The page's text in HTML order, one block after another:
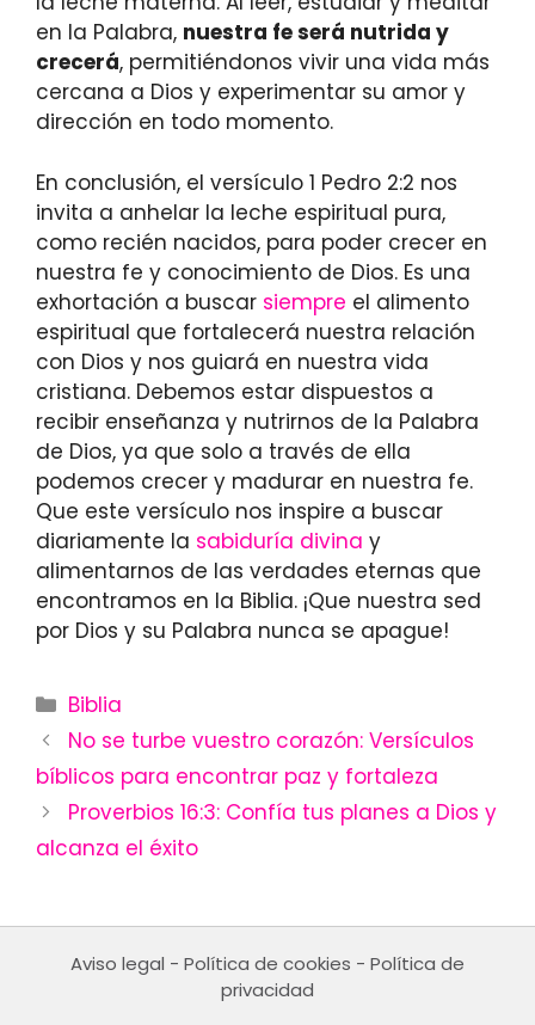
en la Palabra, nuestra fe será nutrida y
crecerá, permitiéndonos vivir una vida más
cercana a Dios y experimentar su amor y
dirección en todo momento.
En conclusión, el versículo 1 Pedro 2:2 nos
invita a anhelar la leche espiritual pura,
como recién nacidos, para poder crecer en
nuestra fe y conocimiento de Dios. Es una
exhortación a buscar siempre el alimento
espiritual que fortalecerá nuestra relación
con Dios y nos guiará en nuestra vida
cristiana. Debemos estar dispuestos a
recibir enseñanza y nutrirnos de la Palabra
de Dios, ya que solo a través de ella
podemos crecer y madurar en nuestra fe.
Que este versículo nos inspire a buscar
diariamente la sabiduría divina y
alimentarnos de las verdades eternas que
encontramos en la Biblia. ¡Que nuestra sed
por Dios y su Palabra nunca se apague!
Categories
Biblia
No se turbe vuestro corazón: Versículos
bíblicos para encontrar paz y fortaleza
Proverbios 16:3: Confía tus planes a Dios y
alcanza el éxito
Aviso legal - Política de cookies - Política de
privacidad